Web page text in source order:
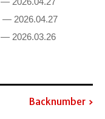
— 2026.04.27
— 2026.03.26
Backnumber